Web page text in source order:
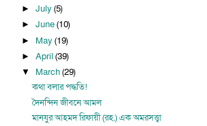
► July (5)
► June(10)
► May (19)
► April (39)
▼ March(29)
কথা বলার পদ্ধতি!
দৈনন্দিন জীবনে আমল
মানযুর আহমদ রিফায়ী (রহ.) এক অমরসত্ত্বা